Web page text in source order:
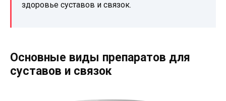
здоровье суставов и связок.
Основные виды препаратов для
суставов и связок